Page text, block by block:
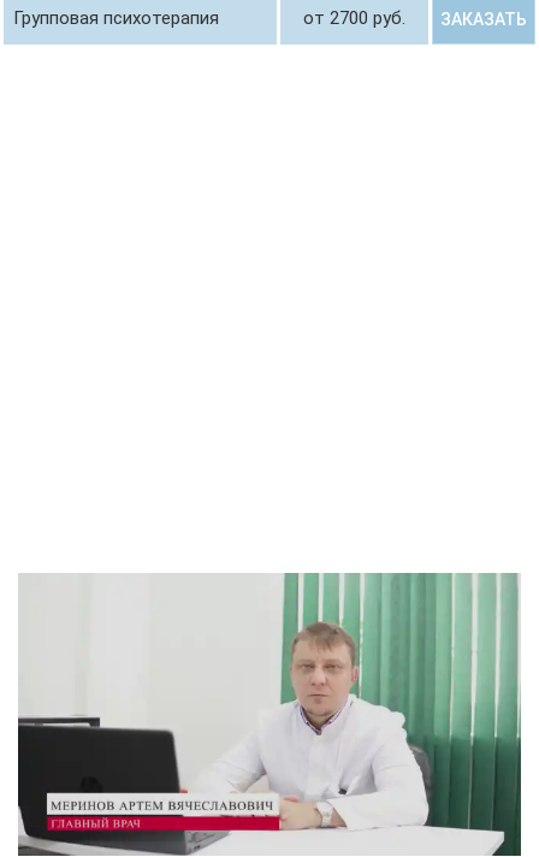
Групповая психотерапия от 2700 руб. ЗАКАЗАТЬ